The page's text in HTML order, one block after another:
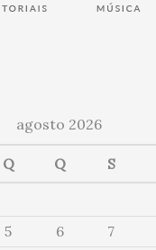
agosto 2026
Q Q S
5 6 7